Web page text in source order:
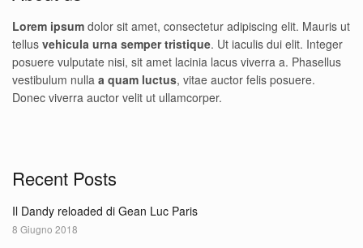
Lorem ipsum dolor sit amet, consectetur adipiscing elit. Mauris ut
tellus vehicula urna semper tristique. Ut iaculis dui elit. Integer
posuere vulputate nisi, sit amet lacinia lacus viverra a. Phasellus
vestibulum nulla a quam luctus, vitae auctor felis posuere.
Donec viverra auctor velit ut ullamcorper.
Recent Posts
Il Dandy reloaded di Gean Luc Paris
8 Giugno 2018